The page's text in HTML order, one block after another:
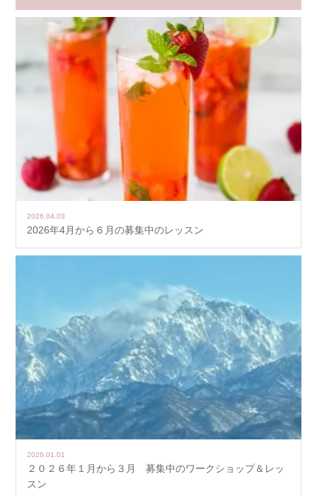
2026.04.03
2026年4月から６月の募集中のレッスン
2026.01.01
２０２６年１月から３月 募集中のワークショップ＆レッ
スン